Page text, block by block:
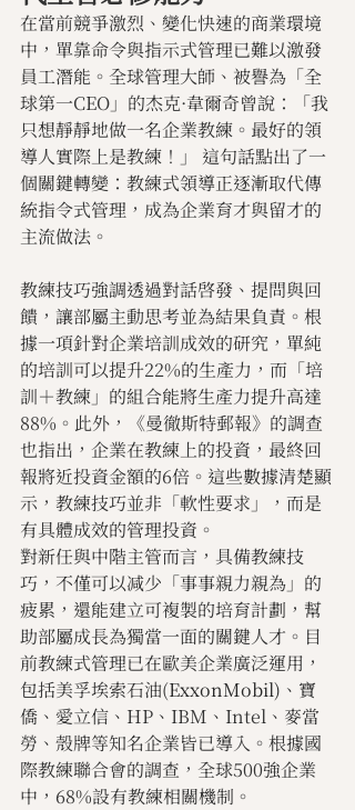
在當前競爭激烈、變化快速的商業環境
中，單靠命令與指示式管理已難以激發
員工潛能。全球管理大師、被譽為「全
球第一CEO」的杰克·韋爾奇曾說：「我
只想靜靜地做一名企業教練。最好的領
導人實際上是教練！」 這句話點出了一
個關鍵轉變：教練式領導正逐漸取代傳
統指令式管理，成為企業育才與留才的
主流做法。
教練技巧強調透過對話啓發、提問與回
饋，讓部屬主動思考並為結果負責。根
據一項針對企業培訓成效的研究，單純
的培訓可以提升22%的生產力，而「培
訓＋教練」的組合能將生產力提升高達
88%。此外，《曼徹斯特郵報》的調查
也指出，企業在教練上的投資，最終回
報將近投資金額的6倍。這些數據清楚顯
示，教練技巧並非「軟性要求」，而是
有具體成效的管理投資。
對新任與中階主管而言，具備教練技
巧，不僅可以减少「事事親力親為」的
疲累，還能建立可複製的培育計劃，幫
助部屬成長為獨當一面的關鍵人才。目
前教練式管理已在歐美企業廣泛運用，
包括美孚埃索石油(ExxonMobil) 、寶
僑、愛立信、HP、IBM、Intel、麥當
勞、殼牌等知名企業皆已導入。根據國
際教練聯合會的調查，全球500強企業
中，68%設有教練相關機制。